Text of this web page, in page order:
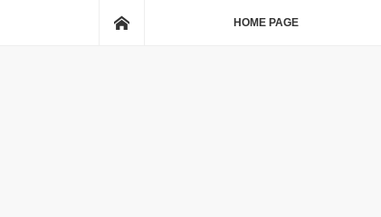
HOME PAGE